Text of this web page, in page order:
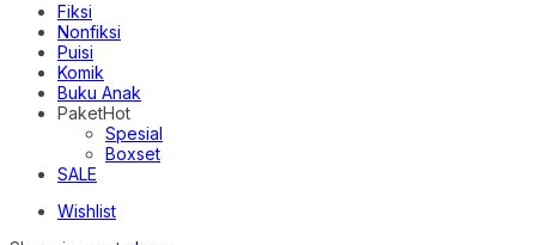
Fiksi
Nonfiksi
Puisi
Komik
Buku Anak
PaketHot
Spesial
Boxset
SALE
Wishlist